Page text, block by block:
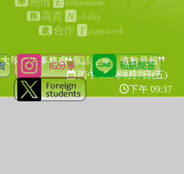
務 高貴 N obility
處 合作 T eamwork
學學生事務處 原諒是金，道歉是銀
丙午 115年8月7日(五)
下午 09:37